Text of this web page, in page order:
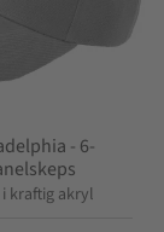
- 6-
i kraftig akryl